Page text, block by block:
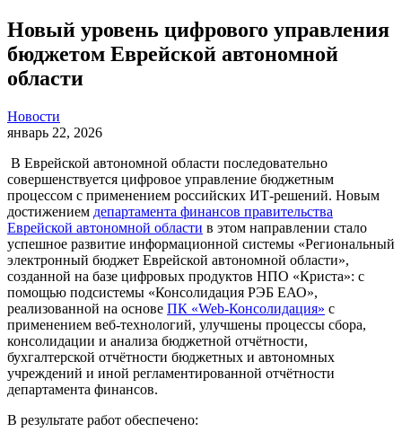
Новый уровень цифрового управления
бюджетом Еврейской автономной
области
Новости
январь 22, 2026
В Еврейской автономной области последовательно
совершенствуется цифровое управление бюджетным
процессом с применением российских ИТ-решений. Новым
достижением департамента финансов правительства
Еврейской автономной области в этом направлении стало
успешное развитие информационной системы «Региональный
электронный бюджет Еврейской автономной области»,
созданной на базе цифровых продуктов НПО «Криста»: с
помощью подсистемы «Консолидация РЭБ ЕАО»,
реализованной на основе ПК «Web-Консолидация» с
применением веб-технологий, улучшены процессы сбора,
консолидации и анализа бюджетной отчётности,
бухгалтерской отчётности бюджетных и автономных
учреждений и иной регламентированной отчётности
департамента финансов.
В результате работ обеспечено: